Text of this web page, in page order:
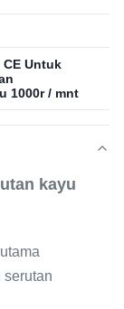
Untuk
1000r / mnt
kayu
serutan